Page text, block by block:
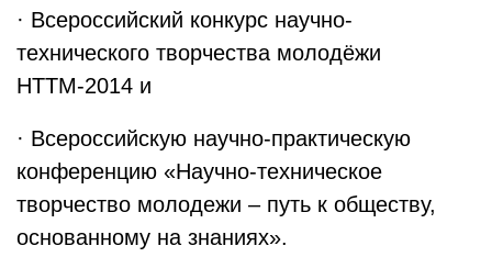
· Всероссийский конкурс научно-
технического творчества молодёжи
НТТМ-2014 и
· Всероссийскую научно-практическую
конференцию «Научно-техническое
творчество молодежи – путь к обществу,
основанному на знаниях».